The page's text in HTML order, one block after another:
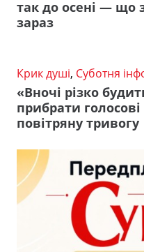
так до осені — що
зараз
Крик душі, Суботня
«Вночі різко
прибрати
повітряну тривогу